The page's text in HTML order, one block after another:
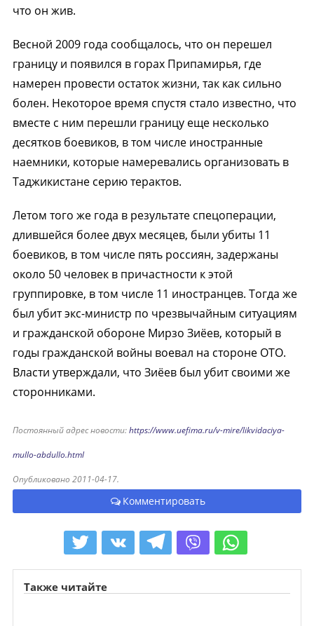
что он жив.
Весной 2009 года сообщалось, что он перешел
границу и появился в горах Припамирья, где
намерен провести остаток жизни, так как сильно
болен. Некоторое время спустя стало известно, что
вместе с ним перешли границу еще несколько
десятков боевиков, в том числе иностранные
наемники, которые намеревались организовать в
Таджикистане серию терактов.
Летом того же года в результате спецоперации,
длившейся более двух месяцев, были убиты 11
боевиков, в том числе пять россиян, задержаны
около 50 человек в причастности к этой
группировке, в том числе 11 иностранцев. Тогда же
был убит экс-министр по чрезвычайным ситуациям
и гражданской обороне Мирзо Зиёев, который в
годы гражданской войны воевал на стороне ОТО.
Власти утверждали, что Зиёев был убит своими же
сторонниками.
Постоянный адрес новости:https://www.uefima.ru/v-mire/likvidaciya-
mullo-abdullo.html
Опубликовано 2011-04-17.
Комментировать
Также читайте